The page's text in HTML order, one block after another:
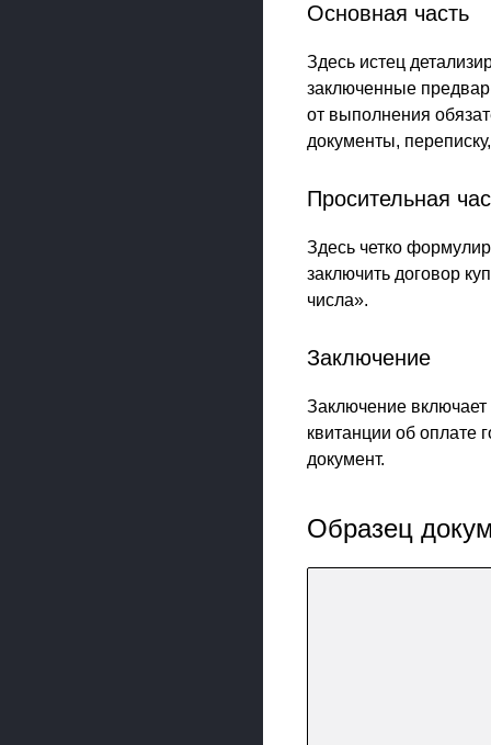
Основная часть
Здесь истец
заключенные
от выполнения
документы,
Просительная
Здесь четко
заключить договор
числа».
Заключение
Заключение
квитанции об оплате
документ.
Образец